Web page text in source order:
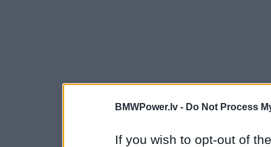
BMWPower.lv - Do Not Process
If you wish to opt-out of